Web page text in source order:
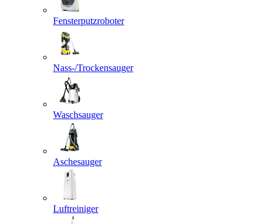
Fensterputzroboter
Nass-/Trockensauger
Waschsauger
Aschesauger
Luftreiniger